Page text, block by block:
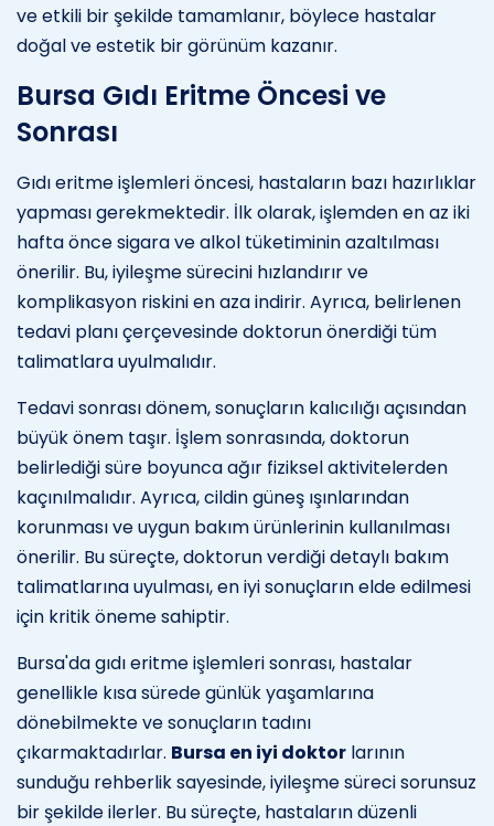
ve etkili bir şekilde tamamlanır, böylece hastalar
doğal ve estetik bir görünüm kazanır.
Bursa Gıdı Eritme Öncesi ve
Sonrası
Gıdı eritme işlemleri öncesi, hastaların bazı hazırlıklar
yapması gerekmektedir. İlk olarak, işlemden en az iki
hafta önce sigara ve alkol tüketiminin azaltılması
önerilir. Bu, iyileşme sürecini hızlandırır ve
komplikasyon riskini en aza indirir. Ayrıca, belirlenen
tedavi planı çerçevesinde doktorun önerdiği tüm
talimatlara uyulmalıdır.
Tedavi sonrası dönem, sonuçların kalıcılığı açısından
büyük önem taşır. İşlem sonrasında, doktorun
belirlediği süre boyunca ağır fiziksel aktivitelerden
kaçınılmalıdır. Ayrıca, cildin güneş ışınlarından
korunması ve uygun bakım ürünlerinin kullanılması
önerilir. Bu süreçte, doktorun verdiği detaylı bakım
talimatlarına uyulması, en iyi sonuçların elde edilmesi
için kritik öneme sahiptir.
Bursa'da gıdı eritme işlemleri sonrası, hastalar
genellikle kısa sürede günlük yaşamlarına
dönebilmekte ve sonuçların tadını
çıkarmaktadırlar. Bursa en iyi doktor larının
sunduğu rehberlik sayesinde, iyileşme süreci sorunsuz
bir şekilde ilerler. Bu süreçte, hastaların düzenli